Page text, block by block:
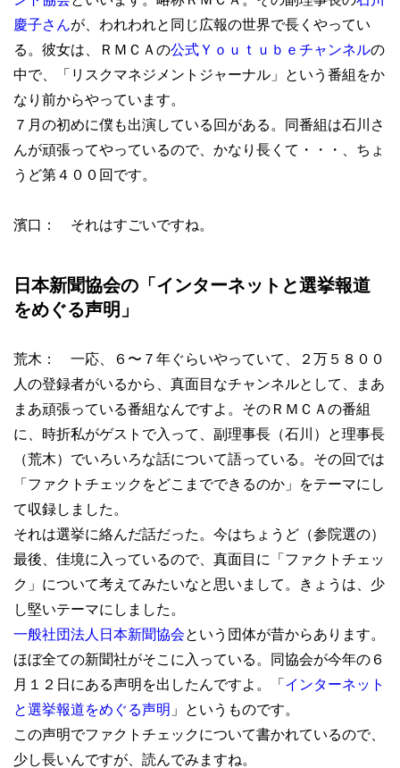
慶子さんが、われわれと同じ広報の世界で長くやってい
る。彼女は、ＲＭＣＡの公式Ｙｏｕｔｕｂｅチャンネルの
中で、「リスクマネジメントジャーナル」という番組をか
なり前からやっています。
７月の初めに僕も出演している回がある。同番組は石川さ
んが頑張ってやっているので、かなり長くて・・・、ちょ
うど第４００回です。
濱口： それはすごいですね。
日本新聞協会の「インターネットと選挙報道
をめぐる声明」
荒木： 一応、６〜７年ぐらいやっていて、２万５８００
人の登録者がいるから、真面目なチャンネルとして、まあ
まあ頑張っている番組なんですよ。そのＲＭＣＡの番組
に、時折私がゲストで入って、副理事長（石川）と理事長
（荒木）でいろいろな話について語っている。その回では
「ファクトチェックをどこまでできるのか」をテーマにし
て収録しました。
それは選挙に絡んだ話だった。今はちょうど（参院選の）
最後、佳境に入っているので、真面目に「ファクトチェッ
ク」について考えてみたいなと思いまして。きょうは、少
し堅いテーマにしました。
一般社団法人日本新聞協会という団体が昔からあります。
ほぼ全ての新聞社がそこに入っている。同協会が今年の６
月１２日にある声明を出したんですよ。「 インターネット
と選挙報道をめぐる声明 」というものです。
この声明でファクトチェックについて書かれているので、
少し長いんですが、読んでみますね。